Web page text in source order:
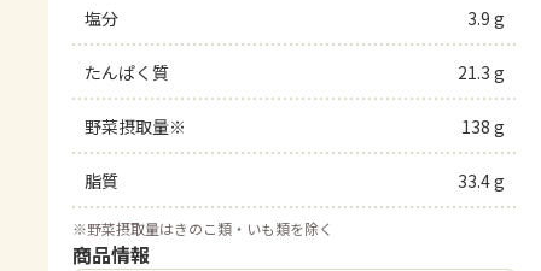
塩分 3.9 g
たんぱく質 21.3 g
野菜摂取量※ 138 g
脂質 33.4 g
※野菜摂取量はきのこ類・いも類を除く
商品情報